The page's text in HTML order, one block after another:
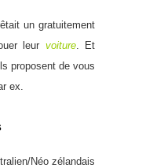
un gratuitement
leur voiture. Et
proposent de vous
ex.
Néo zélandais